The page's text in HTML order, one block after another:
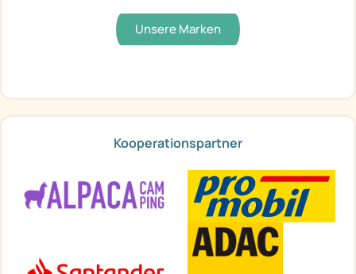
Unsere Marken
Kooperationspartner